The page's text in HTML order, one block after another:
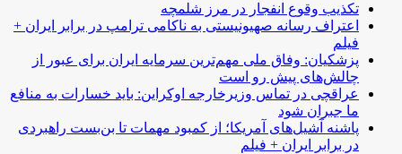
تکذیب وقوع انفجار در مرز شلمچه
اعتراف رسانه صهیونیستی به ناکامی ترامپ در برابر ایران +
فیلم
پزشکیان: وفاق ملی مهم‌ترین سرمایه ایران برای عبور از
چالش‌های پیش رو است
عراقچی در تماس وزیرخارجه اوکراین: باید خسارات به منافع
ما جبران شود
پاشنه آشیل‌های آمریکا؛ از کمبود مهمات تا بن‌بست راهبردی
در برابر ایران + فیلم